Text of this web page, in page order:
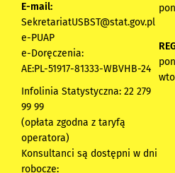
E-mail:
SekretariatUSBST@stat.gov.pl
e-PUAP
e-Doręczenia:
AE:PL-51917-81333-WBVHB-24
Infolinia Statystyczna: 22 279
99 99
(opłata zgodna z taryfą
operatora)
Konsultanci są dostępni w dni
robocze: